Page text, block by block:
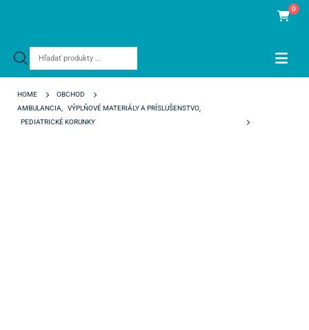
Products
0
HOME
OBCHOD
AMBULANCIA
VÝPLŇOVÉ MATERIÁLY A PRÍSLUŠENSTVO
PEDIATRICKÉ KORUNKY